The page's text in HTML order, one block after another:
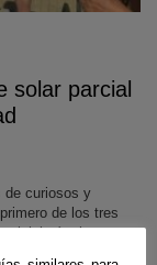
solar parcial
de curiosos y
de los tres
iniciará a las